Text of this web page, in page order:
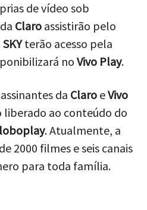
de vídeo sob
Claro assistirão pelo
SKYterão acesso pela
no Vivo Play.
da Claro eVivo
ao conteúdo do
. Atualmente, a
2000 filmes e seis canais
para toda família.